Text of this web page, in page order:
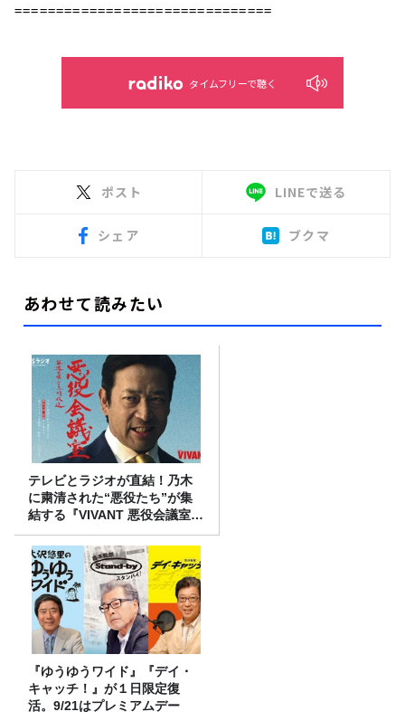
===============================
タイムフリーで聴く
ポスト LINEで送る
シェア ブクマ
あわせて読みたい
テレビとラジオが直結！乃木
に粛清された“悪役たち”が集
結する『VIVANT 悪役会議室』
7/26(日)23時スタート！
『ゆうゆうワイド』『デイ・
キャッチ！』が１日限定復
活。9/21はプレミアムデー